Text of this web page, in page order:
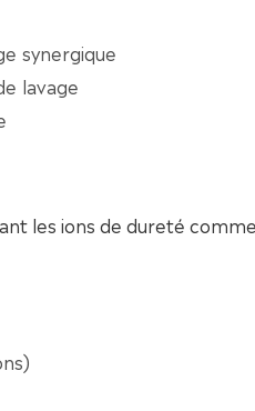
synergique
lavage
les ions de dureté